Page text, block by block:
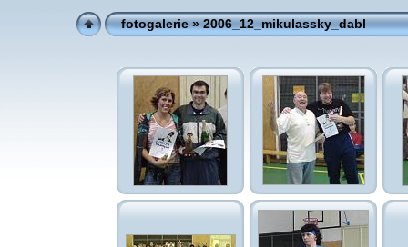
fotogalerie» 2006_12_mikulassky_dabl